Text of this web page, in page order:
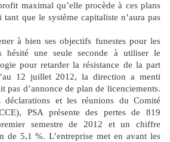
maximal qu’elle procède à ces plans
que le système capitaliste n’aura pas
à bien ses objectifs funestes pour les
hésité une seule seconde à utiliser le
pour retarder la résistance de la part
12 juillet 2012, la direction a menti
pas d’annonce de plan de licenciements.
déclarations et les réunions du Comité
PSA présente des pertes de 819
semestre de 2012 et un chiffre
de 5,1 %. L’entreprise met en avant les